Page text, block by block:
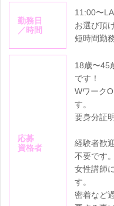
勤務日
／時間
11:00〜
お選び頂
短時間勤
応募
資格者
18歳〜45
です！
Wワーク
す。
要身分証
経験者歓
不要です。
女性講師
す。
密着など